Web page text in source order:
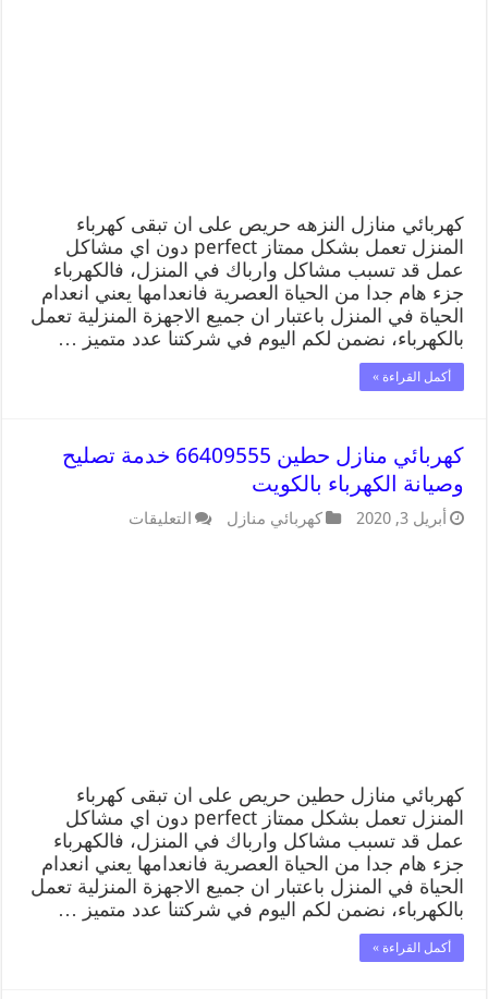
كهربائي منازل النزهه حريص على ان تبقى كهرباء
المنزل تعمل بشكل ممتاز perfect دون اي مشاكل
عمل قد تسبب مشاكل وارباك في المنزل، فالكهرباء
جزء هام جدا من الحياة العصرية فانعدامها يعني انعدام
الحياة في المنزل باعتبار ان جميع الاجهزة المنزلية تعمل
بالكهرباء، نضمن لكم اليوم في شركتنا عدد متميز …
أكمل القراءة »
كهربائي منازل حطين 66409555 خدمة تصليح
وصيانة الكهرباء بالكويت
أبريل 3, 2020 كهربائي منازل التعليقات
كهربائي منازل حطين حريص على ان تبقى كهرباء
المنزل تعمل بشكل ممتاز perfect دون اي مشاكل
عمل قد تسبب مشاكل وارباك في المنزل، فالكهرباء
جزء هام جدا من الحياة العصرية فانعدامها يعني انعدام
الحياة في المنزل باعتبار ان جميع الاجهزة المنزلية تعمل
بالكهرباء، نضمن لكم اليوم في شركتنا عدد متميز …
أكمل القراءة »